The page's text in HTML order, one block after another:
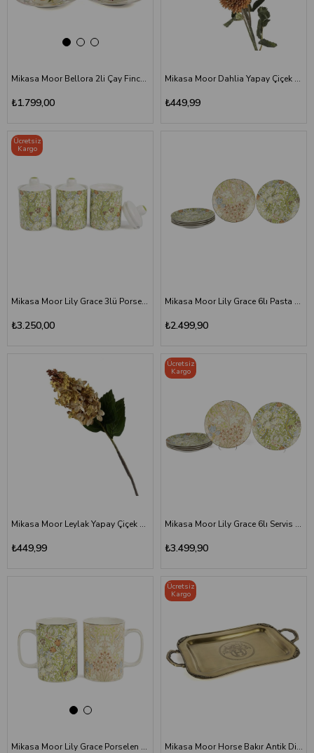
Mikasa Moor Bellora 2li Çay Fincan Seti 220cc
₺1.799,00
Mikasa Moor Dahlia Yapay Çiçek 66 cm | Somon
₺449,99
Mikasa Moor Lily Grace 3lü Porselen Kavanoz Seti 600ml
₺3.250,00
Ücretsiz
Kargo
Mikasa Moor Lily Grace 6lı Pasta Tabağı 20cm
₺2.499,90
Mikasa Moor Leylak Yapay Çiçek 76 cm | Krem
₺449,99
Mikasa Moor Lily Grace 6lı Servis Tabağı 27cm
₺3.499,90
Ücretsiz
Kargo
Mikasa Moor Lily Grace Porselen 2li Kupa Seti Mikasa Moor Horse Bakır Antik Dikdörtgen 44x24 Tepsi
Ücretsiz
Kargo